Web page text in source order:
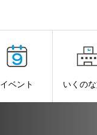
イベント いくの